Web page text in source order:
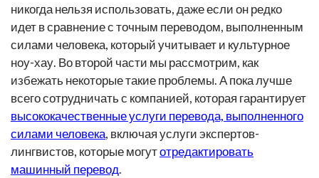
никогда нельзя использовать, даже если он редко
идет в сравнение с точным переводом, выполненным
силами человека, который учитывает и культурное
ноу-хау. Во второй части мы рассмотрим, как
избежать некоторые такие проблемы. А пока лучше
всего сотрудничать с компанией, которая гарантирует
высококачественные услуги перевода, выполненного
силами человека, включая услуги экспертов-
лингвистов, которые могутотредактировать
машинный перевод.